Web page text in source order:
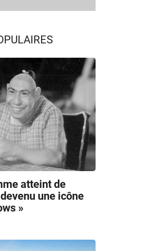
atteint de
une icône
»